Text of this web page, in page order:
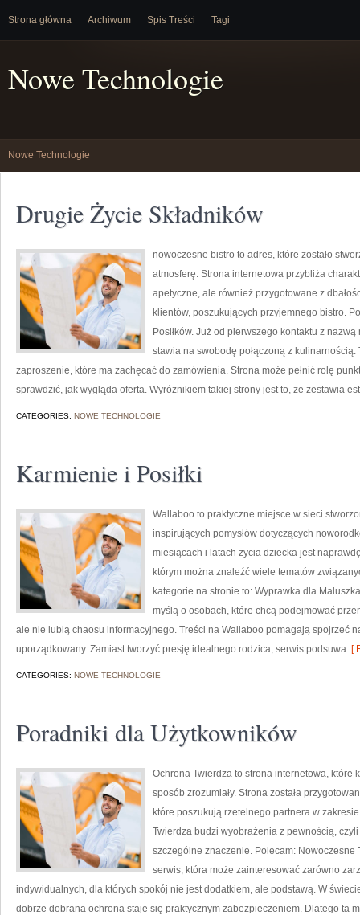
Strona główna Archiwum Spis Treści Tagi
Nowe Technologie
Nowe Technologie
Drugie Życie Składników
nowoczesne bistro to adres, które zostało
atmosferę. Strona internetowa przybliża
apetyczne, ale również przygotowane z
klientów, poszukujących przyjemnego bistro.
Posiłków. Już od pierwszego kontaktu z
stawia na swobodę połączoną z
zaproszenie, które ma zachęcać do zamówienia. Strona może pełnić rolę
sprawdzić, jak wygląda oferta. Wyróżnikiem takiej strony jest to, że zestawia
CATEGORIES: NOWE TECHNOLOGIE
Karmienie i Posiłki
Wallaboo to praktyczne miejsce w sieci
inspirujących pomysłów dotyczących
miesiącach i latach życia dziecka jest
którym można znaleźć wiele tematów
kategorie na stronie to: Wyprawka dla
myślą o osobach, które chcą podejmować
ale nie lubią chaosu informacyjnego. Treści na Wallaboo pomagają spojrzeć
uporządkowany. Zamiast tworzyć presję idealnego rodzica, serwis podsuwa [
CATEGORIES: NOWE TECHNOLOGIE
Poradniki dla Użytkowników
Ochrona Twierdza to strona internetowa,
sposób zrozumiały. Strona została
które poszukują rzetelnego partnera w
Twierdza budzi wyobrażenia z pewnością,
szczególne znaczenie. Polecam:
serwis, która może zainteresować zarówno
indywidualnych, dla których spokój nie jest dodatkiem, ale podstawą. W
dobrze dobrana ochrona staje się praktycznym zabezpieczeniem. Dlatego ta